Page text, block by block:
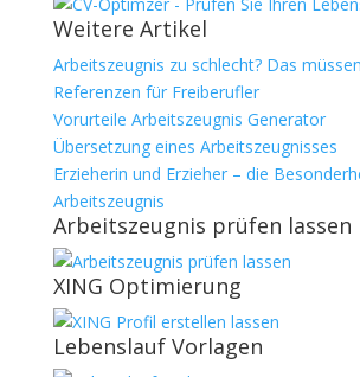
Weitere Artikel
Arbeitszeugnis zu schlecht? Das
Referenzen für Freiberufler
Vorurteile Arbeitszeugnis Generator
Übersetzung eines Arbeitszeugnisses
Erzieherin und Erzieher – die
Arbeitszeugnis
Arbeitszeugnis prüfen lassen
XING Optimierung
Lebenslauf Vorlagen